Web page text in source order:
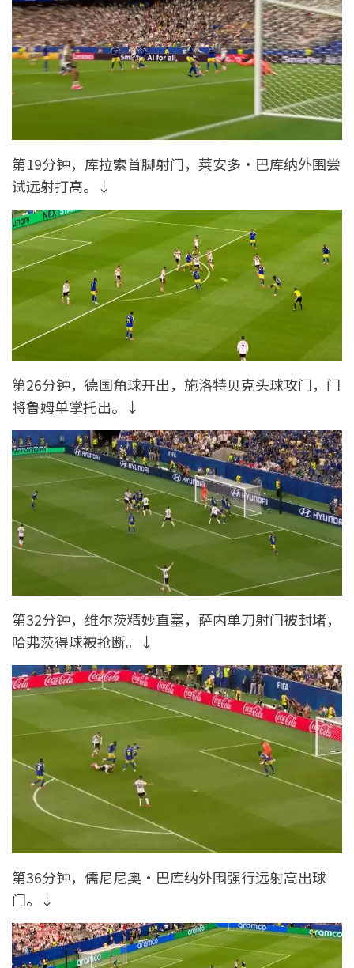
第19分钟，库拉索首脚射门，莱安多·巴库纳外围尝
试远射打高。↓
第26分钟，德国角球开出，施洛特贝克头球攻门，门
将鲁姆单掌托出。↓
第32分钟，维尔茨精妙直塞，萨内单刀射门被封堵，
哈弗茨得球被抢断。↓
第36分钟，儒尼尼奥·巴库纳外围强行远射高出球
门。↓